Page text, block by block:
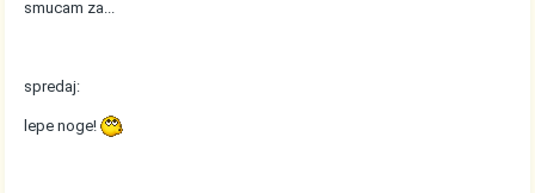
smucam za...
spredaj:
lepe noge!